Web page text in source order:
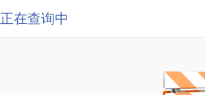
正在查询中